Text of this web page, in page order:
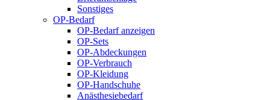
Sonstiges
OP-Bedarf
OP-Bedarf anzeigen
OP-Sets
OP-Abdeckungen
OP-Verbrauch
OP-Kleidung
OP-Handschuhe
Anästhesiebedarf